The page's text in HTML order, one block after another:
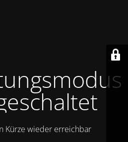
Kürze wieder erreichbar